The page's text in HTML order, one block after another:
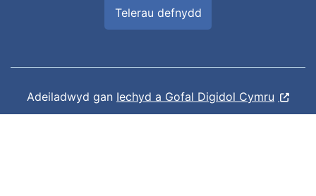
Telerau defnydd
Adeiladwyd gan Iechyd a Gofal Digidol Cymru